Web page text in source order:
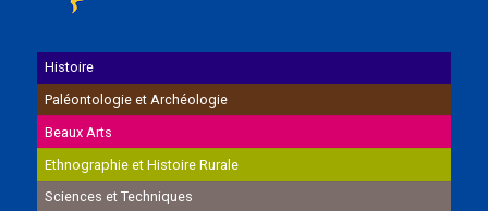
Histoire
Paléontologie et Archéologie
Beaux Arts
Ethnographie et Histoire Rurale
Sciences et Techniques